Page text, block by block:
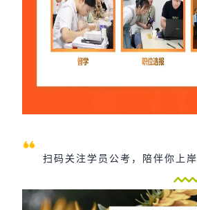
扫码关注学员公考，陪伴你上岸